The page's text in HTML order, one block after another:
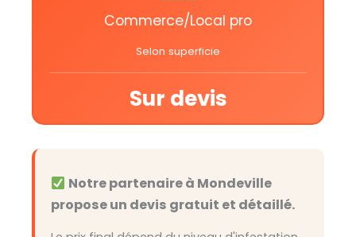
Commerce/Local pro
Selon superficie
Sur devis
Notre partenaire à Mondeville
propose un devis gratuit et détaillé.